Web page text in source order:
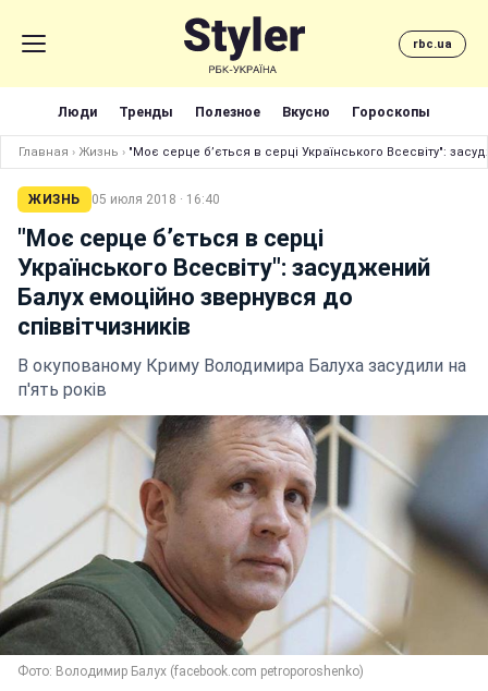
rbc.ua
Люди Тренды Полезное Вкусно Гороскопы
Главная › Жизнь › "Моє серце б’ється в серці Українського Всесвіту":
ЖИЗНЬ 05 июля 2018 · 16:40
"Моє серце б’ється в серці
Українського Всесвіту": засуджений
Балух емоційно звернувся до
співвітчизників
В окупованому Криму Володимира Балуха засудили на
п'ять років
Фото: Володимир Балух (facebook.com petroporoshenko)